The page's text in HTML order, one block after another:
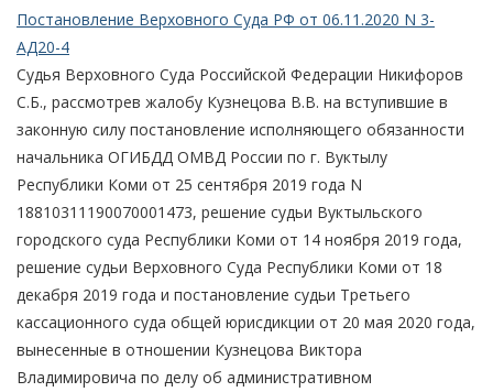
Постановление Верховного Суда РФ от 06.11.2020 N 3-
АД20-4
Судья Верховного Суда Российской Федерации Никифоров
С.Б., рассмотрев жалобу Кузнецова В.В. на вступившие в
законную силу постановление исполняющего обязанности
начальника ОГИБДД ОМВД России по г. Вуктылу
Республики Коми от 25 сентября 2019 года N
18810311190070001473, решение судьи Вуктыльского
городского суда Республики Коми от 14 ноября 2019 года,
решение судьи Верховного Суда Республики Коми от 18
декабря 2019 года и постановление судьи Третьего
кассационного суда общей юрисдикции от 20 мая 2020 года,
вынесенные в отношении Кузнецова Виктора
Владимировича по делу об административном